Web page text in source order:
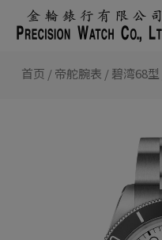
首页 /帝舵腕表 /碧湾68型